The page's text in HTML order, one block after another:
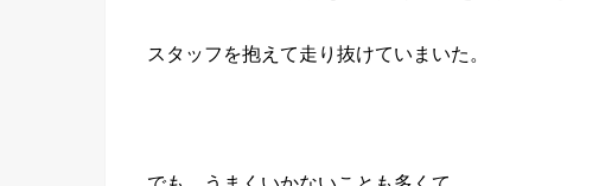
スタッフを抱えて走り抜けていまいた。